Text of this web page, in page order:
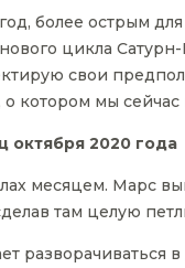
более острым
цикла
свои
котором мы
октября 2020 года
месяцем. Марс
там целую